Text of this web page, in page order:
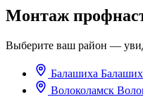
Монтаж
Выберите ваш район —
Балашиха
Волоколамск